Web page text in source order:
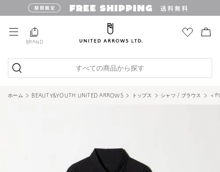
BRAND
すべての商品から探す
ホーム BEAUTY&YOUTH UNITED ARROWS トップス シャツ / ブラウス ＜